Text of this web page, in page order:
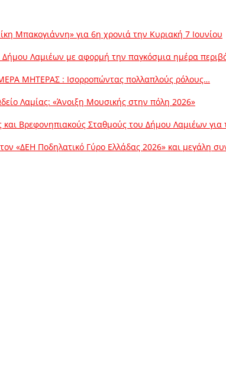
Μπακογιάννη» για 6η χρονιά την Κυριακή 7 Ιουνίου
Δήμου Λαμιέων με αφορμή την παγκόσμια ημέρα
ΜΗΤΕΡΑΣ : Ισορροπώντας πολλαπλούς ρόλους…
Λαμίας: «Άνοιξη Μουσικής στην πόλη 2026»
Βρεφονηπιακούς Σταθμούς του Δήμου Λαμιέων για
«ΔΕΗ Ποδηλατικό Γύρο Ελλάδας 2026» και μεγάλη